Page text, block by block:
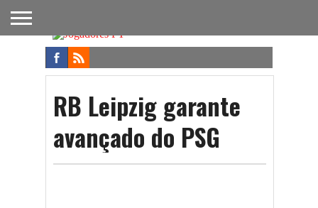
FUTEBOL
NACIONAL
FUTEBOL
INTERNACIONAL
NOTÍCIAS
ONDE
ASSISTIR
FUTEBOL
NA TV
APOSTAS
RB Leipzig garante
avançado do PSG